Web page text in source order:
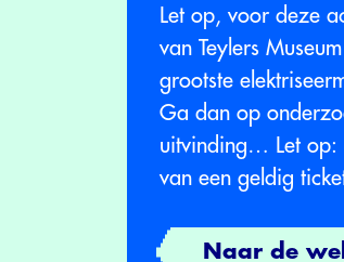
Let op, voor deze
van Teylers
grootste
Ga dan op
uitvinding… Let op:
van een geldig
Naar de